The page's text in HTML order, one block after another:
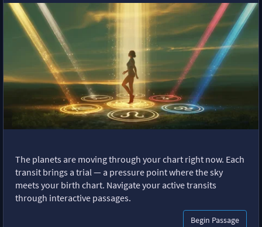
The planets are moving through your chart right now. Each
transit brings a trial — a pressure point where the sky
meets your birth chart. Navigate your active transits
through interactive passages.
Begin Passage